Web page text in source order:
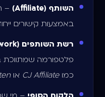
השותף (Affiliate)
–
באמצעות קישורים
רשת השותפים (Affiliate Network)
פלטפורמה שמתווכת
כמוCJ Affiliate או
– מי